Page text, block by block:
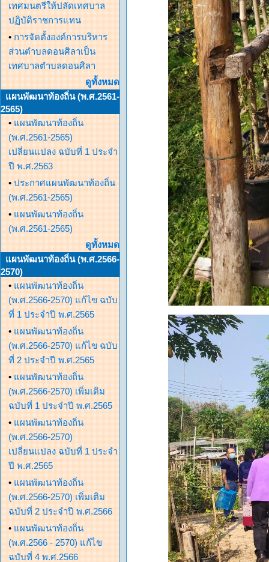
เทศมนตรีให้ปลัดเทศบาล
ปฏิบัติราชการแทน
• การจัดตั้งองค์การบริหาร
ส่วนตำบลดอนศิลาเป็น
เทศบาลตำบลดอนศิลา
ดูทั้งหมด
แผนพัฒนาท้องถิ่น (พ.ศ.2561-
2565)
• แผนพัฒนาท้องถิ่น
(พ.ศ.2561-2565)
เปลี่ยนแปลง ฉบับที่ 1 ประจำ
ปี พ.ศ.2563
• ประกาศแผนพัฒนาท้องถิ่น
(พ.ศ.2561-2565)
• แผนพัฒนาท้องถิ่น
(พ.ศ.2561-2565)
ดูทั้งหมด
แผนพัฒนาท้องถิ่น (พ.ศ.2566-
2570)
• แผนพัฒนาท้องถิ่น
(พ.ศ.2566-2570) แก้ไข ฉบับ
ที่ 1 ประจำปี พ.ศ.2565
• แผนพัฒนาท้องถิ่น
(พ.ศ.2566-2570) แก้ไข ฉบับ
ที่ 2 ประจำปี พ.ศ.2565
• แผนพัฒนาท้องถิ่น
(พ.ศ.2566-2570) เพิ่มเติม
ฉบับที่ 1 ประจำปี พ.ศ.2565
• แผนพัฒนาท้องถิ่น
(พ.ศ.2566-2570)
เปลี่ยนแปลง ฉบับที่ 1 ประจำ
ปี พ.ศ.2565
• แผนพัฒนาท้องถิ่น
(พ.ศ.2566-2570) เพิ่มเติม
ฉบับที่ 2 ประจำปี พ.ศ.2566
• แผนพัฒนาท้องถิ่น
(พ.ศ.2566 - 2570) แก้ไข
ฉบับที่ 4 พ.ศ.2566